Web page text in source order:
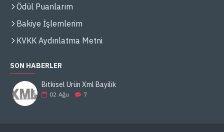
Ödül Puanlarım
Bakiye İşlemlerim
KVKK Aydınlatma Metni
SON HABERLER
Bitkisel Ürün Xml Bayilik
02 Ağu 7